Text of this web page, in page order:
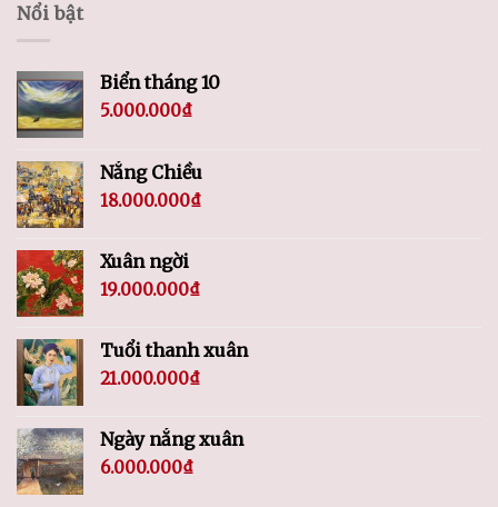
Nổi bật
Biển tháng 10
5.000.000₫
Nắng Chiều
18.000.000₫
Xuân ngời
19.000.000₫
Tuổi thanh xuân
21.000.000₫
Ngày nắng xuân
6.000.000₫